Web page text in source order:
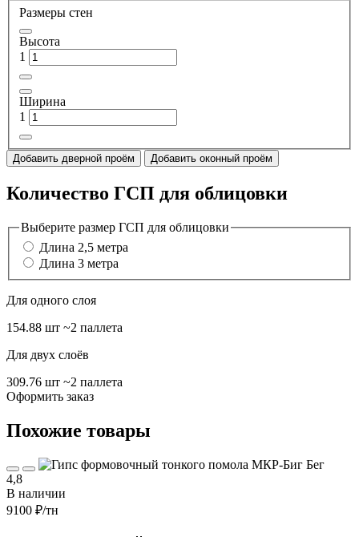
Размеры стен
Высота
1
Ширина
1
Добавить дверной проём Добавить оконный проём
Количество ГСП для облицовки
Выберите размер ГСП для облицовки
Длина 2,5 метра
Длина 3 метра
Для одного слоя
154.88 шт ~2 паллета
Для двух слоёв
309.76 шт ~2 паллета
Оформить заказ
Похожие товары
4,8
В наличии
9100 ₽/тн